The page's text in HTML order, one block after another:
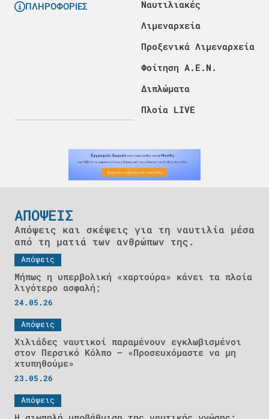
ΠΛΗΡΟΦΟΡΙΕΣ
Ναυτιλιακές
Λιμεναρχεία
Προξενικά Λιμεναρχεία
Φοίτηση Α.Ε.Ν.
Διπλώματα
Πλοία LIVE
ΑΠΟΨΕΙΣ
Απόψεις και σκέψεις για τη ναυτιλία μέσα
από τη ματιά των ανθρώπων της.
Απόψεις
Μήπως η υπερβολική «χαρτούρα» κάνει τα πλοία
λιγότερο ασφαλή;
24.05.26
Απόψεις
Χιλιάδες ναυτικοί παραμένουν εγκλωβισμένοι
στον Περσικό Κόλπο – «Προσευχόμαστε να μη
χτυπηθούμε»
23.05.26
Απόψεις